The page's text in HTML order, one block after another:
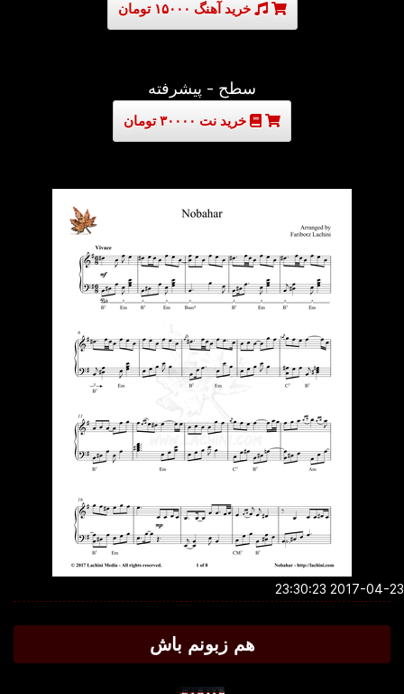
خرید آهنگ ۱۵۰۰۰ تومان
سطح - پیشرفته
خرید نت ۳۰۰۰۰ تومان
2017-04-23
هم زبونم باش